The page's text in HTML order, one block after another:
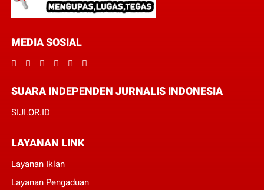
MEDIA SOSIAL
SUARA INDEPENDEN JURNALIS INDONESIA
SIJI.OR.ID
LAYANAN LINK
Layanan Iklan
Layanan Pengaduan